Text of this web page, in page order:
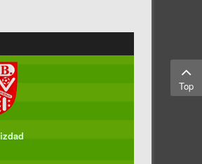
Top